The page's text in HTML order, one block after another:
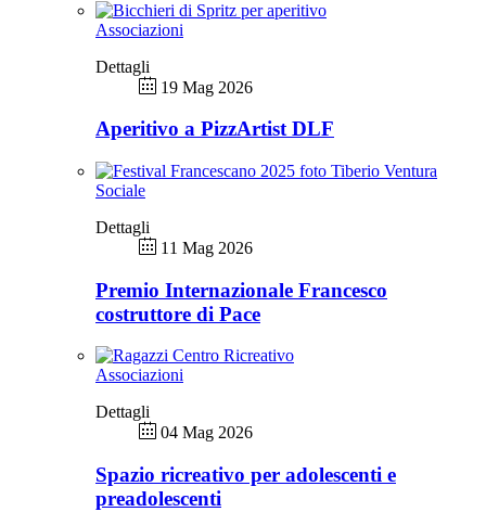
Associazioni
Dettagli
19 Mag 2026
Aperitivo a PizzArtist DLF
Sociale
Dettagli
11 Mag 2026
Premio Internazionale Francesco
costruttore di Pace
Associazioni
Dettagli
04 Mag 2026
Spazio ricreativo per adolescenti e
preadolescenti